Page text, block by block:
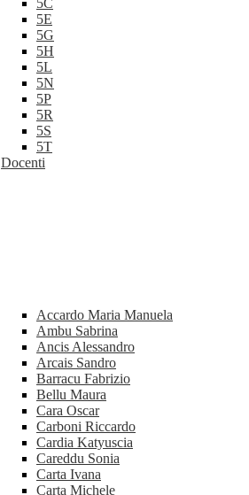
5C
5E
5G
5H
5L
5N
5P
5R
5S
5T
Docenti
Accardo Maria Manuela
Ambu Sabrina
Ancis Alessandro
Arcais Sandro
Barracu Fabrizio
Bellu Maura
Cara Oscar
Carboni Riccardo
Cardia Katyuscia
Careddu Sonia
Carta Ivana
Carta Michele